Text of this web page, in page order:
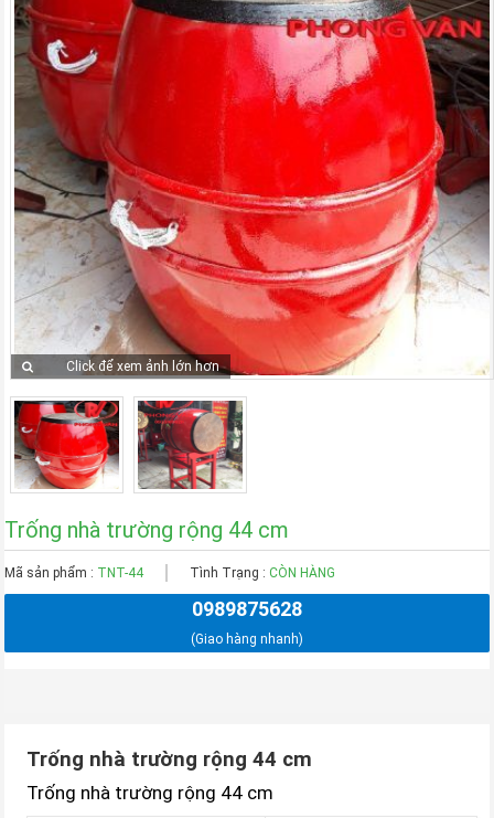
Click để xem ảnh lớn hơn
Trống nhà trường rộng 44 cm
Mã sản phẩm : TNT-44 Tình Trạng : CÒN HÀNG
0989875628
(Giao hàng nhanh)
Trống nhà trường rộng 44 cm
Trống nhà trường rộng 44 cm